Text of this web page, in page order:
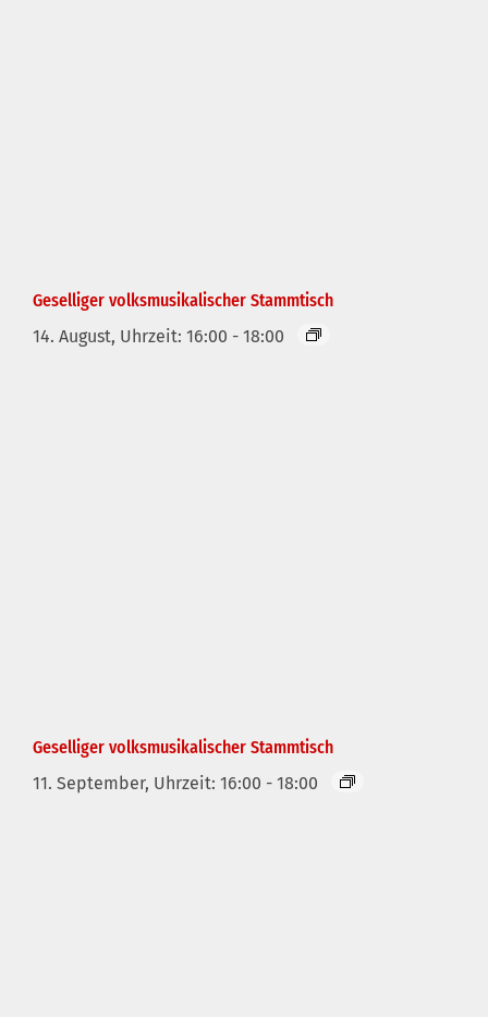
Geselliger volksmusikalischer Stammtisch
14. August, Uhrzeit: 16:00 - 18:00
Geselliger volksmusikalischer Stammtisch
11. September, Uhrzeit: 16:00 - 18:00